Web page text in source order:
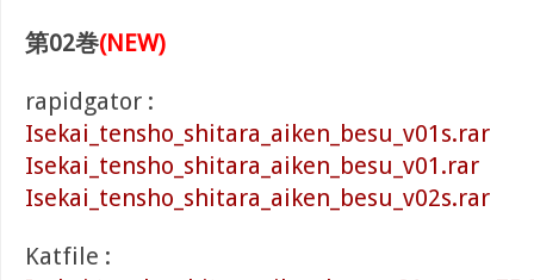
第02巻(NEW)
rapidgator :
Isekai_tensho_shitara_aiken_besu_v01s.rar
Isekai_tensho_shitara_aiken_besu_v01.rar
Isekai_tensho_shitara_aiken_besu_v02s.rar
Katfile :